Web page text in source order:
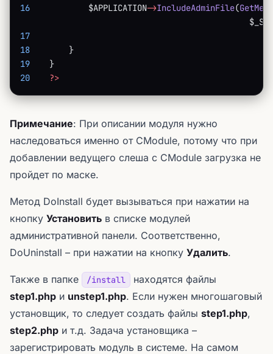
16
            $APPLICATION
->IncludeAdminFile(
17
18
        }
19
    }
20
    ?>
Примечание: При описании модуля нужно
наследоваться именно от CModule, потому что при
добавлении ведущего слеша с CModule загрузка не
пройдет по маске.
Метод DoInstall будет вызываться при нажатии на
кнопку Установить в списке модулей
административной панели. Соответственно,
DoUninstall – при нажатии на кнопку Удалить.
Также в папке /install
находятся файлы
step1.php и unstep1.php. Если нужен многошаговый
установщик, то следует создать файлы step1.php,
step2.php и т.д. Задача установщика –
зарегистрировать модуль в системе. На самом